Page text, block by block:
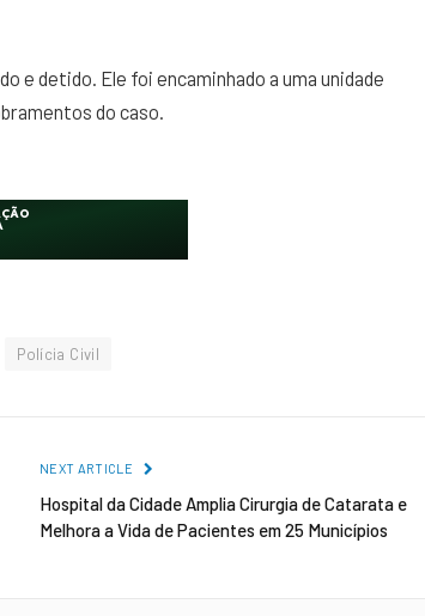
e detido. Ele foi encaminhado a uma unidade
do caso.
Polícia Civil
NEXT ARTICLE
Hospital da Cidade Amplia Cirurgia de Catarata e
Melhora a Vida de Pacientes em 25 Municípios